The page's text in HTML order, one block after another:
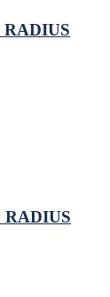
RADIUS
RADIUS